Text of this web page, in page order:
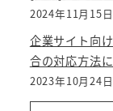
2024年11月15日
企業サイト向
合の対応方法
2023年10月24日